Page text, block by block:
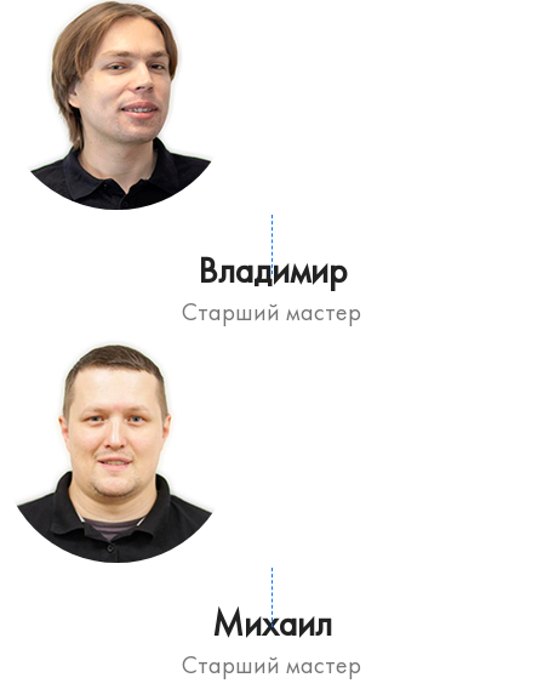
Владимир
Старший мастер
Михаил
Старший мастер